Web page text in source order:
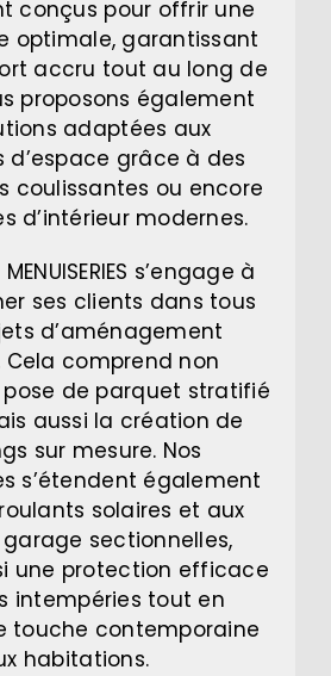
conçus pour offrir une
optimale, garantissant
accru tout au long de
proposons également
adaptées aux
grâce à des
coulissantes ou encore
d’intérieur modernes.
s’engage à
ses clients dans tous
d’aménagement
Cela comprend non
de parquet stratifié
aussi la création de
sur mesure. Nos
s’étendent également
solaires et aux
sectionnelles,
une protection efficace
intempéries tout en
touche contemporaine
habitations.